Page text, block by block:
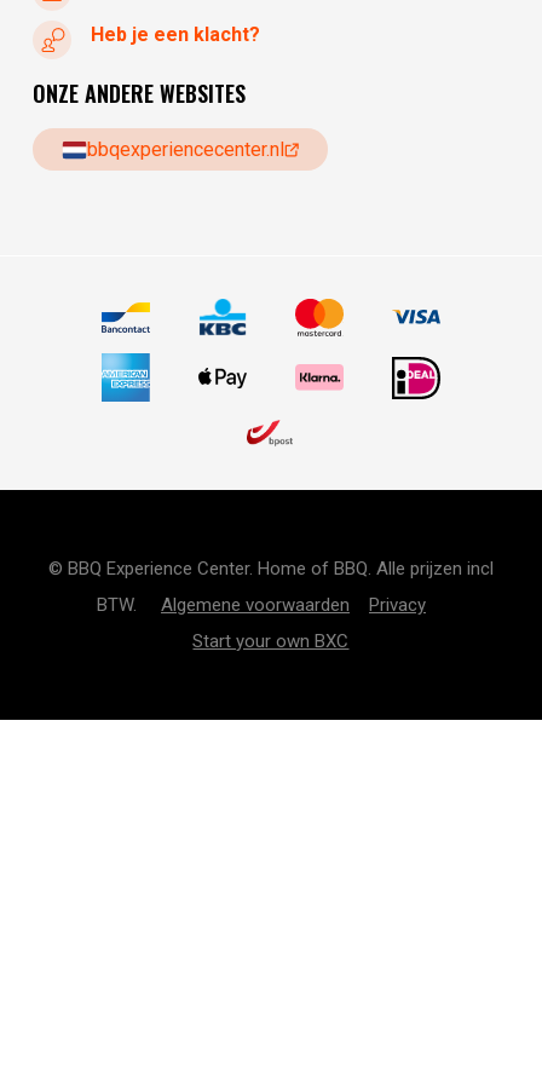
Heb je een klacht?
ONZE ANDERE WEBSITES
bbqexperiencecenter.nl
© BBQ Experience Center. Home of BBQ. Alle prijzen incl
BTW. Algemene voorwaarden
Privacy
Start your own BXC